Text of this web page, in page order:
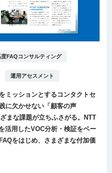
度FAQコンサルティング
運用アセスメント
ミッションとするコンタクトセ
に欠かせない「顧客の声
まな課題が立ちふさがる。NTT
活用したVOC分析・検証をベー
をはじめ、さまざまな付加価